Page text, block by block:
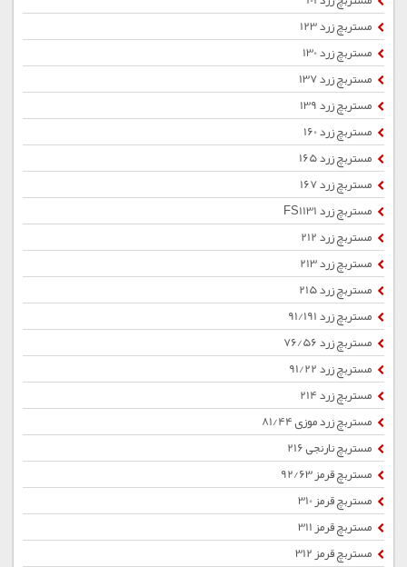
مستربچ زرد 123
مستربچ زرد 130
مستربچ زرد 137
مستربچ زرد 139
مستربچ زرد 160
مستربچ زرد 165
مستربچ زرد 167
مستربچ زرد FS1131
مستربچ زرد 212
مستربچ زرد 213
مستربچ زرد 215
مستربچ زرد 91/191
مستربچ زرد 76/56
مستربچ زرد 91/22
مستربچ زرد 214
مستربچ زرد موزی 81/44
مستربچ نارنجی 216
مستربچ قرمز 92/63
مستربچ قرمز 310
مستربچ قرمز 311
مستربچ قرمز 312